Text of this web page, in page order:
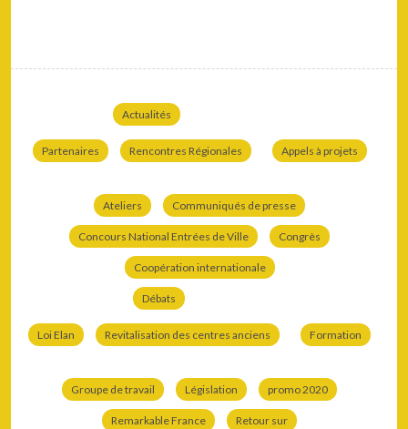
Actualités
Partenaires Rencontres Régionales Appels à projets
Ateliers Communiqués de presse
Concours National Entrées de Ville Congrès
Coopération internationale
Débats
Loi Elan Revitalisation des centres anciens Formation
Groupe de travail Législation promo 2020
Remarkable France Retour sur